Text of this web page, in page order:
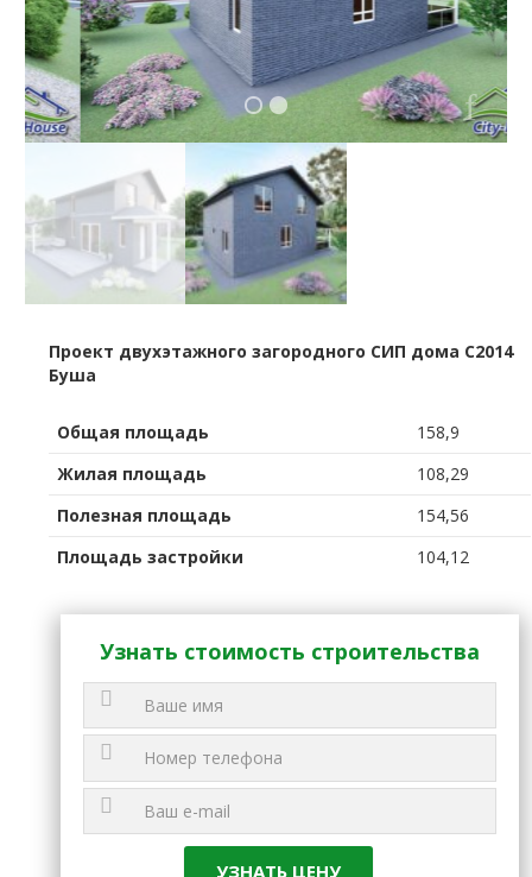
1
Проект двухэтажного загородного СИП дома C2014
Буша
Общая площадь
158,9
Жилая площадь
108,29
Полезная площадь
154,56
Площадь застройки
104,12
Узнать стоимость строительства